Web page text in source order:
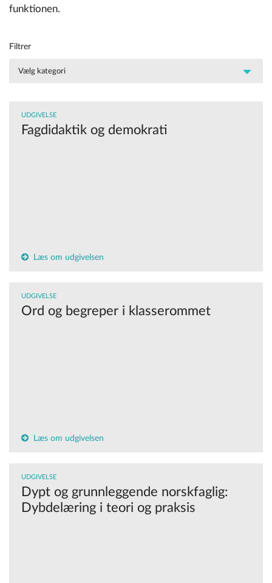
funktionen.
Filtrer
UDGIVELSE
Fagdidaktik og demokrati
Læs om udgivelsen
UDGIVELSE
Ord og begreper i klasserommet
Læs om udgivelsen
UDGIVELSE
Dypt og grunnleggende norskfaglig:
Dybdelæring i teori og praksis